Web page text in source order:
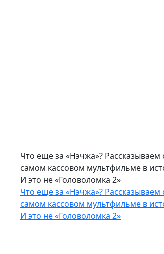
Что еще за «Нэчжа»? Рассказываем
самом кассовом мультфильме в
И это не «Головоломка 2»
Что еще за «Нэчжа»? Рассказываем
самом кассовом мультфильме в
И это не «Головоломка 2»